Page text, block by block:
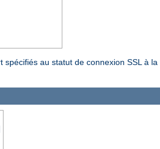
au statut de connexion SSL à